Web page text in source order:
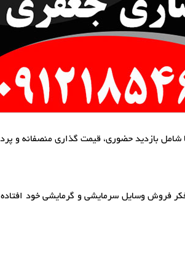
شامل بازدید حضوری، قیمت گذاری منصفانه و
فروش وسایل سرمایشی و گرمایشی خود